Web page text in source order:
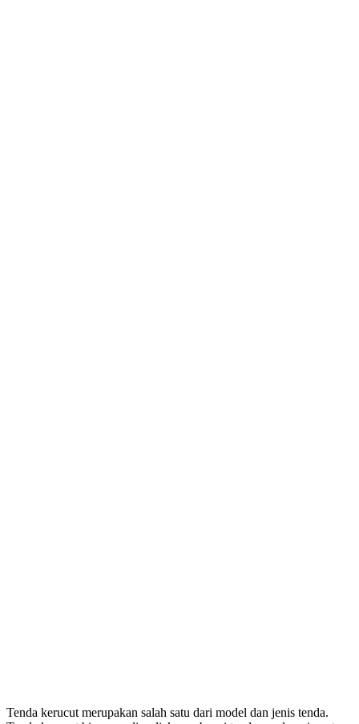
Tenda kerucut merupakan salah satu dari model dan jenis tenda.